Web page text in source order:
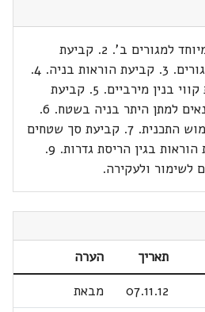
1. שינוי מאזור מגורים מיוחד למגורים ב'. 2. קביעת
השימושים המותרים למגורים. 3. קביעת הוראות בניה. 4.
שינוי קווי בניין וקביעת קווי בנין מירביים. 5. קביעת
הוראות בינוי וקביעת תנאים למתן היתר בניה בשטח. 6.
קביעת שלבי ביצוע למימוש התכנית. 7. קביעת סך שטחים
עיקרי ושירות. 8. קביעת הוראות בגין הריסת גדרות. 9.
לשימור ולעקירה.
תאריך
הערה
07.11.12
מבאת